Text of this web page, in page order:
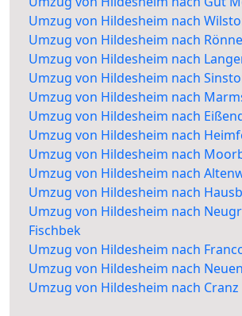
Umzug von Hildesheim nach
Umzug von Hildesheim nach
Umzug von Hildesheim nach
Umzug von Hildesheim nach
Umzug von Hildesheim nach
Umzug von Hildesheim nach
Umzug von Hildesheim nach
Umzug von Hildesheim nach
Umzug von Hildesheim nach
Umzug von Hildesheim nach
Umzug von Hildesheim nach
Fischbek
Umzug von Hildesheim nach
Umzug von Hildesheim nach
Umzug von Hildesheim nach Cranz